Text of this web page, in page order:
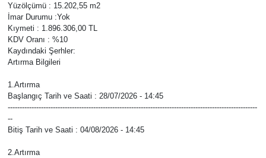
Yüzölçümü : 15.202,55 m2
İmar Durumu :Yok
Kıymeti : 1.896.306,00 TL
KDV Oranı : %10
Kaydındaki Şerhler:
Artırma Bilgileri
1.Artırma
Başlangıç Tarih ve Saati : 28/07/2026 - 14:45
---------------------------------------------------------------------------------------------------------
--
Bitiş Tarih ve Saati : 04/08/2026 - 14:45
2.Artırma